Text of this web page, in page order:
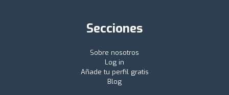
Secciones
Sobre nosotros
Log in
Añade tu perfil gratis
Blog